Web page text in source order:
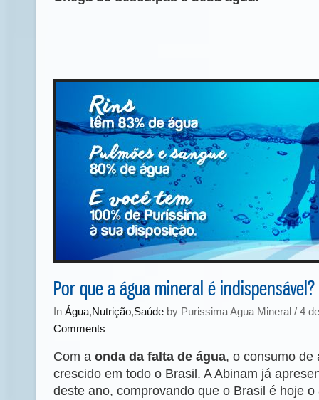
Por que a água mineral é indispensável?
In Água,Nutrição,Saúde by Purissima Agua Mineral / 4
Comments
Com a onda da falta de água, o consumo de
crescido em todo o Brasil. A Abinam já
deste ano, comprovando que o Brasil é hoje o